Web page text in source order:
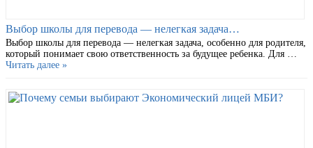
Выбор школы для перевода — нелегкая задача…
Выбор школы для перевода — нелегкая задача, особенно для родителя,
который понимает свою ответственность за будущее ребенка. Для …
Читать далее »